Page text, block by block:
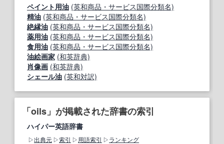
ペイント用油 (英和商品・サービス国際分類名)
精油 (英和商品・サービス国際分類名)
絶縁油 (英和商品・サービス国際分類名)
薬用油 (英和商品・サービス国際分類名)
食用油 (英和商品・サービス国際分類名)
油絵画家 (和英辞典)
肖像画 (和英辞典)
シェール油 (英和対訳)
「oils」が掲載された辞書の索引
ハイパー英語辞書
出典元 索引 用語索引 ランキング